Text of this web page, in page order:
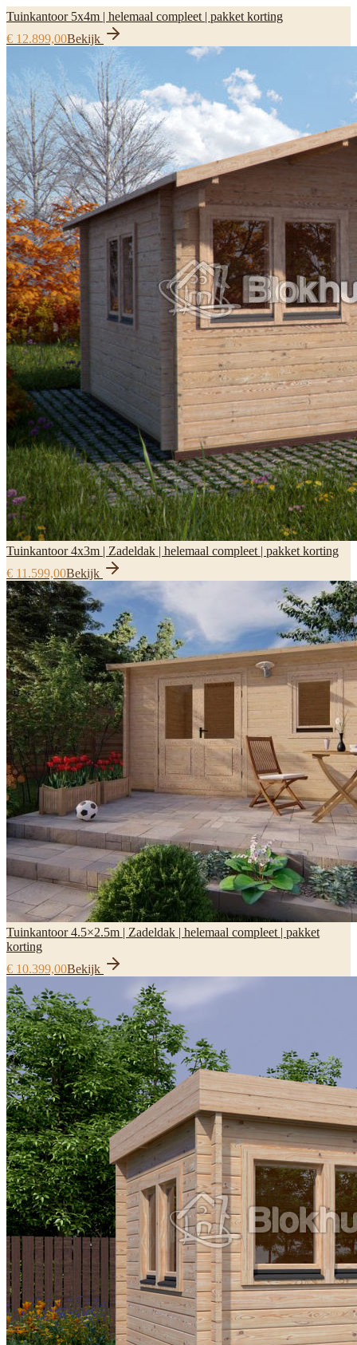
Tuinkantoor 5x4m | helemaal compleet | pakket korting
€ 12.899,00Bekijk
Tuinkantoor 4x3m | Zadeldak | helemaal compleet | pakket korting
€ 11.599,00Bekijk
Tuinkantoor 4.5×2.5m | Zadeldak | helemaal compleet | pakket
korting
€ 10.399,00Bekijk